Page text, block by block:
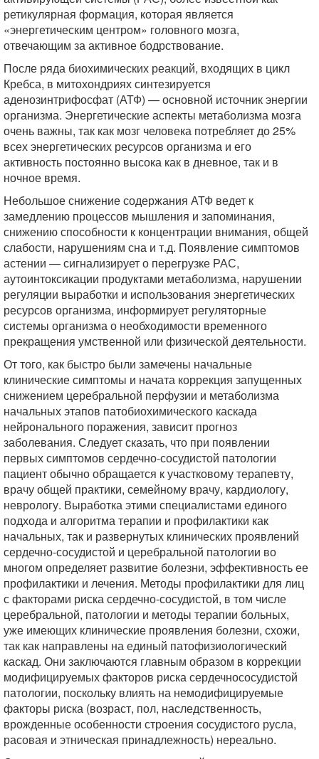
ретикулярная формация, которая является
«энергетическим центром» головного мозга,
отвечающим за активное бодрствование.
После ряда биохимических реакций, входящих в цикл
Кребса, в митохондриях синтезируется
аденозинтрифосфат (АТФ) — основной источник энергии
организма. Энергетические аспекты метаболизма мозга
очень важны, так как мозг человека потребляет до 25%
всех энергетических ресурсов организма и его
активность постоянно высока как в дневное, так и в
ночное время.
Небольшое снижение содержания АТФ ведет к
замедлению процессов мышления и запоминания,
снижению способности к концентрации внимания, общей
слабости, нарушениям сна и т.д. Появление симптомов
астении — сигнализирует о перегрузке РАС,
аутоинтоксикации продуктами метаболизма, нарушении
регуляции выработки и использования энергетических
ресурсов организма, информирует регуляторные
системы организма о необходимости временного
прекращения умственной или физической деятельности.
От того, как быстро были замечены начальные
клинические симптомы и начата коррекция запущенных
снижением церебральной перфузии и метаболизма
начальных этапов патобиохимического каскада
нейронального поражения, зависит прогноз
заболевания. Следует сказать, что при появлении
первых симптомов сердечно-сосудистой патологии
пациент обычно обращается к участковому терапевту,
врачу общей практики, семейному врачу, кардиологу,
неврологу. Выработка этими специалистами единого
подхода и алгоритма терапии и профилактики как
начальных, так и развернутых клинических проявлений
сердечно-сосудистой и церебральной патологии во
многом определяет развитие болезни, эффективность ее
профилактики и лечения. Методы профилактики для лиц
с факторами риска сердечно-сосудистой, в том числе
церебральной, патологии и методы терапии больных,
уже имеющих клинические проявления болезни, схожи,
так как направлены на единый патофизиологический
каскад. Они заключаются главным образом в коррекции
модифицируемых факторов риска сердечнососудистой
патологии, поскольку влиять на немодифицируемые
факторы риска (возраст, пол, наследственность,
врожденные особенности строения сосудистого русла,
расовая и этническая принадлежность) нереально.